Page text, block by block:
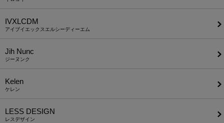
IVXLCDM
アイブイエックスエルシーディーエム
Jih Nunc
ジーヌンク
Kelen
ケレン
LESS DESIGN
レスデザイン